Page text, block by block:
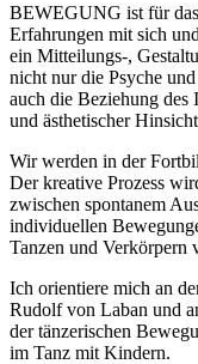
BEWEGUNG ist für
Erfahrungen mit sich
ein Mitteilungs-,
nicht nur die Psyche
auch die Beziehung
und ästhetischer
Wir werden in der
Der kreative Prozess
zwischen spontanem
individuellen
Tanzen und Verkörpern
Ich orientiere mich an
Rudolf von Laban und
der tänzerischen
im Tanz mit Kindern.